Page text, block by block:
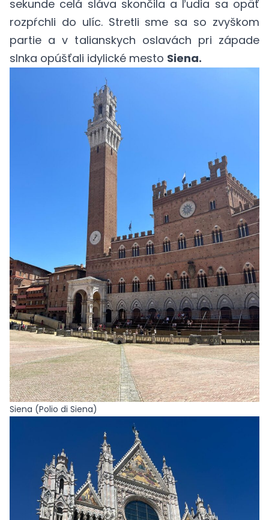
sekunde celá sláva skončila a ľudia sa opäť
rozpŕchli do ulíc. Stretli sme sa so zvyškom
partie a v talianskych oslavách pri západe
slnka opúšťali idylické mesto Siena.
Siena (Polio di Siena)